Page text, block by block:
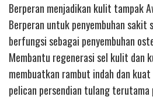
Berperan menjadikan kulit tampak
Berperan untuk penyembuhan sakit
berfungsi sebagai penyembuhan
Membantu regenerasi sel kulit dan
membuatkan rambut indah dan kuat
pelican persendian tulang